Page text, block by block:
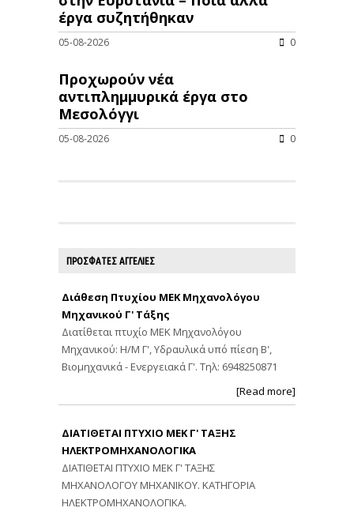
έργα συζητήθηκαν
05-08-2026 0
Προχωρούν νέα
αντιπλημμυρικά έργα στο
Μεσολόγγι
05-08-2026 0
ΠΡΟΣΦΑΤΕΣ ΑΓΓΕΛΙΕΣ
Διάθεση Πτυχίου ΜΕΚ Μηχανολόγου
Μηχανικού Γ' Τάξης
Διατίθεται πτυχίο ΜΕΚ Μηχανολόγου
Μηχανικού: Η/Μ Γ', Υδραυλικά υπό πίεση Β',
Βιομηχανικά - Ενεργειακά Γ'. Τηλ: 6948250871
[Read more]
ΔΙΑΤΙΘΕΤΑΙ ΠΤΥΧΙΟ ΜΕΚ Γ' ΤΑΞΗΣ
ΗΛΕΚΤΡΟΜΗΧΑΝΟΛΟΓΙΚΑ
ΔΙΑΤΙΘΕΤΑΙ ΠΤΥΧΙΟ ΜΕΚ Γ' ΤΑΞΗΣ
ΜΗΧΑΝΟΛΟΓΟΥ ΜΗΧΑΝΙΚΟΥ. ΚΑΤΗΓΟΡΙΑ
ΗΛΕΚΤΡΟΜΗΧΑΝΟΛΟΓΙΚΑ.